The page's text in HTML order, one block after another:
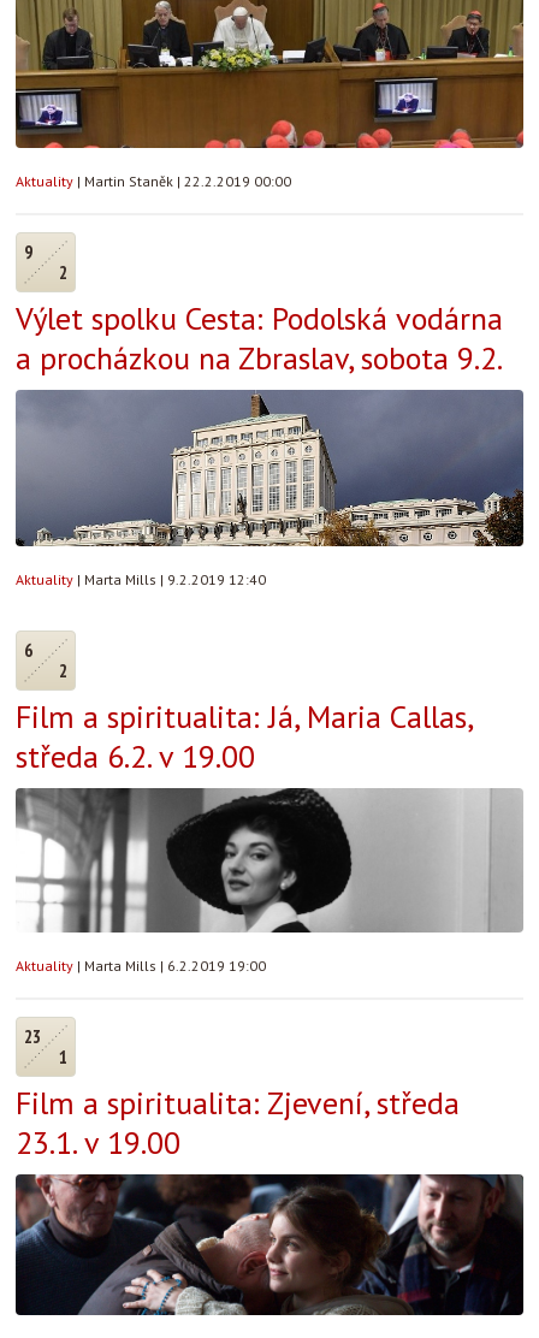
Aktuality | Martin Staněk | 22.2.2019 00:00
9
2
Výlet spolku Cesta: Podolská vodárna
a procházkou na Zbraslav, sobota 9.2.
Aktuality | Marta Mills | 9.2.2019 12:40
6
2
Film a spiritualita: Já, Maria Callas,
středa 6.2. v 19.00
Aktuality | Marta Mills | 6.2.2019 19:00
23
1
Film a spiritualita: Zjevení, středa
23.1. v 19.00